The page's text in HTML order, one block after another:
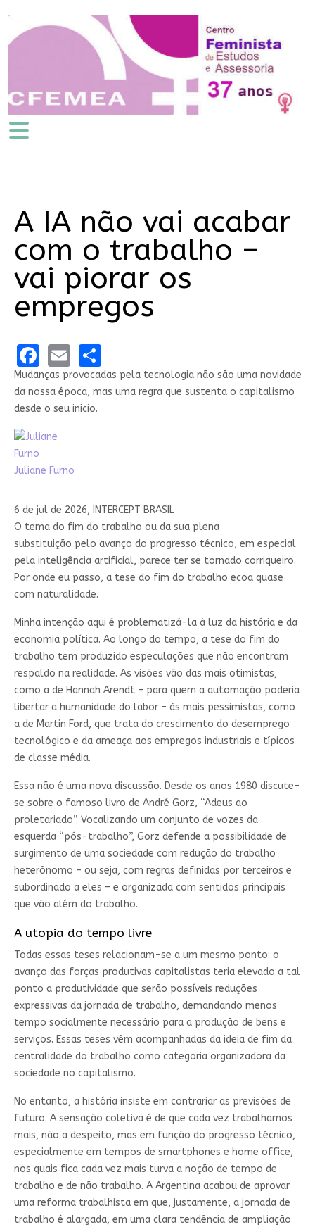
A IA não vai acabar
com o trabalho –
vai piorar os
empregos
Facebook
EmailShare
Mudanças provocadas pela tecnologia não são uma novidade
da nossa época, mas uma regra que sustenta o capitalismo
desde o seu início.
Juliane Furno
6 de jul de 2026, INTERCEPT BRASIL
O tema do fim do trabalho ou da sua plena
substituição pelo avanço do progresso técnico, em especial
pela inteligência artificial, parece ter se tornado corriqueiro.
Por onde eu passo, a tese do fim do trabalho ecoa quase
com naturalidade.
Minha intenção aqui é problematizá-la à luz da história e da
economia política. Ao longo do tempo, a tese do fim do
trabalho tem produzido especulações que não encontram
respaldo na realidade. As visões vão das mais otimistas,
como a de Hannah Arendt – para quem a automação poderia
libertar a humanidade do labor – às mais pessimistas, como
a de Martin Ford, que trata do crescimento do desemprego
tecnológico e da ameaça aos empregos industriais e típicos
de classe média.
Essa não é uma nova discussão. Desde os anos 1980 discute-
se sobre o famoso livro de André Gorz, “Adeus ao
proletariado”. Vocalizando um conjunto de vozes da
esquerda “pós-trabalho”, Gorz defende a possibilidade de
surgimento de uma sociedade com redução do trabalho
heterônomo – ou seja, com regras definidas por terceiros e
subordinado a eles – e organizada com sentidos principais
que vão além do trabalho.
A utopia do tempo livre
Todas essas teses relacionam-se a um mesmo ponto: o
avanço das forças produtivas capitalistas teria elevado a tal
ponto a produtividade que serão possíveis reduções
expressivas da jornada de trabalho, demandando menos
tempo socialmente necessário para a produção de bens e
serviços. Essas teses vêm acompanhadas da ideia de fim da
centralidade do trabalho como categoria organizadora da
sociedade no capitalismo.
No entanto, a história insiste em contrariar as previsões de
futuro. A sensação coletiva é de que cada vez trabalhamos
mais, não a despeito, mas em função do progresso técnico,
especialmente em tempos de smartphones e home office,
nos quais fica cada vez mais turva a noção de tempo de
trabalho e de não trabalho. A Argentina acabou de aprovar
uma reforma trabalhista em que, justamente, a jornada de
trabalho é alargada, em uma clara tendência de ampliação